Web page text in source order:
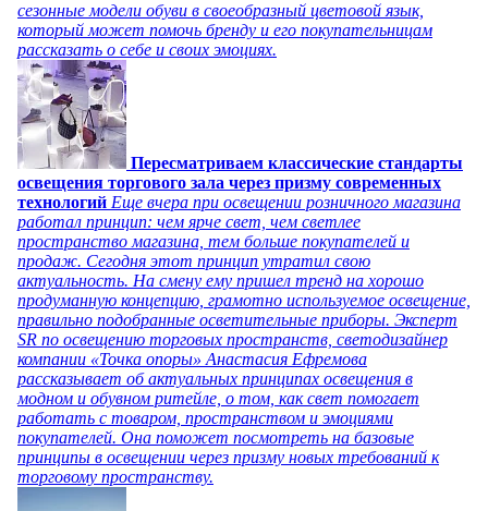
сезонные модели обуви в своеобразный цветовой язык,
который может помочь бренду и его покупательницам
рассказать о себе и своих эмоциях.
Пересматриваем классические стандарты
освещения торгового зала через призму современных
технологий Еще вчера при освещении розничного магазина
работал принцип: чем ярче свет, чем светлее
пространство магазина, тем больше покупателей и
продаж. Сегодня этот принцип утратил свою
актуальность. На смену ему пришел тренд на хорошо
продуманную концепцию, грамотно используемое освещение,
правильно подобранные осветительные приборы. Эксперт
SR по освещению торговых пространств, светодизайнер
компании «Точка опоры» Анастасия Ефремова
рассказывает об актуальных принципах освещения в
модном и обувном ритейле, о том, как свет помогает
работать с товаром, пространством и эмоциями
покупателей. Она поможет посмотреть на базовые
принципы в освещении через призму новых требований к
торговому пространству.